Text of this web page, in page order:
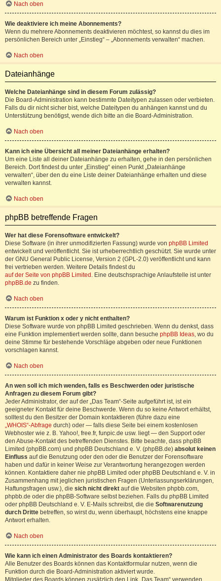
Nach oben
Wie deaktiviere ich meine Abonnements?
Wenn du mehrere Abonnements deaktivieren möchtest, so kannst du dies im
persönlichen Bereich unter „Einstieg“ – „Abonnements verwalten“ machen.
Nach oben
Dateianhänge
Welche Dateianhänge sind in diesem Forum zulässig?
Die Board-Administration kann bestimmte Dateitypen zulassen oder verbieten.
Falls du dir nicht sicher bist, welche Dateitypen du anhängen kannst und du
Unterstützung benötigst, wende dich bitte an die Board-Administration.
Nach oben
Kann ich eine Übersicht all meiner Dateianhänge erhalten?
Um eine Liste all deiner Dateianhänge zu erhalten, gehe in den persönlichen
Bereich. Dort findest du unter „Einstieg“ einen Punkt „Dateianhänge
verwalten“, über den du eine Liste deiner Dateianhänge erhalten und diese
verwalten kannst.
Nach oben
phpBB betreffende Fragen
Wer hat diese Forensoftware entwickelt?
Diese Software (in ihrer unmodifizierten Fassung) wurde von phpBB Limited
entwickelt und veröffentlicht. Sie ist urheberrechtlich geschützt. Sie wurde unter
der GNU General Public License, Version 2 (GPL-2.0) veröffentlicht und kann
frei vertrieben werden. Weitere Details findest du
auf der Seite von phpBB Limited . Eine deutschsprachige Anlaufstelle ist unter
phpBB.de zu finden.
Nach oben
Warum ist Funktion x oder y nicht enthalten?
Diese Software wurde von phpBB Limited geschrieben. Wenn du denkst, dass
eine Funktion implementiert werden sollte, dann besuche phpBB Ideas, wo du
deine Stimme für bestehende Vorschläge abgeben oder neue Funktionen
vorschlagen kannst.
Nach oben
An wen soll ich mich wenden, falls es Beschwerden oder juristische
Anfragen zu diesem Forum gibt?
Jeder Administrator, der auf der „Das Team“-Seite aufgeführt ist, ist ein
geeigneter Kontakt für deine Beschwerde. Wenn du so keine Antwort erhältst,
solltest du den Besitzer der Domain kontaktieren (führe dazu eine
„WHOIS“-Abfrage durch) oder — falls diese Seite bei einem kostenlosen
Webhoster wie z. B. Yahoo!, free.fr, funpic.de usw. liegt — den Support oder
den Abuse-Kontakt des betreffenden Dienstes. Bitte beachte, dass phpBB
Limited (phpBB.com) und phpBB Deutschland e. V. (phpBB.de) absolut keinen
Einfluss auf die Benutzung oder den oder die Benutzer der Forensoftware
haben und dafür in keiner Weise zur Verantwortung herangezogen werden
können. Kontaktiere daher nie phpBB Limited oder phpBB Deutschland e. V. in
Zusammenhang mit jeglichen juristischen Fragen (Unterlassungserklärungen,
Haftungsfragen usw.), die sich nicht direkt auf die Websiten phpbb.com,
phpbb.de oder die phpBB-Software selbst beziehen. Falls du phpBB Limited
oder phpBB Deutschland e. V. E-Mails schreibst, die die Softwarenutzung
durch Dritte betreffen, so wirst du, wenn überhaupt, höchstens eine knappe
Antwort erhalten.
Nach oben
Wie kann ich einen Administrator des Boards kontaktieren?
Alle Benutzer des Boards können das Kontaktformular nutzen, wenn die
Funktion durch die Board-Administration aktiviert wurde.
Mitglieder des Boards können zusätzlich den Link „Das Team“ verwenden.